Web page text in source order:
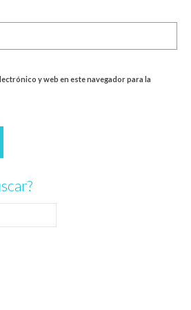
y web en este navegador para la